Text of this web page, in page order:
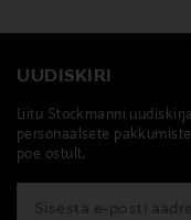
UUDISKIRI
Liitu Stockmanni
personaalsete
poe ostult.